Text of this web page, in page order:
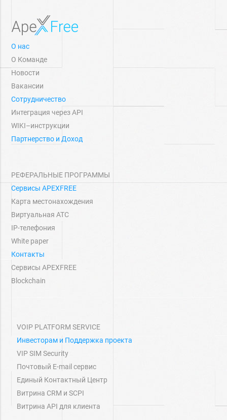
О нас
О Команде
Новости
Вакансии
Сотрудничество
Интеграция через API
WIKI–инструкции
Партнерство и Доход
РЕФЕРАЛЬНЫЕ ПРОГРАММЫ
Сервисы APEXFREE
Карта местонахождения
Виртуальная АТС
IP-телефония
White paper
Контакты
Сервисы APEXFREE
Blockchain
VOIP PLATFORM SERVICE
Инвесторам и Поддержка проекта
VIP SIM Security
Почтовый E-mail сервис
Единый Контактный Центр
Витрина СRM и SCPI
Витрина API для клиента